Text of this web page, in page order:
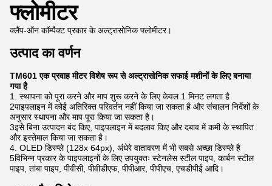
फ्लोमीटर
क्लैंप-ऑन कॉम्पैक्ट प्रकार के अल्ट्रासोनिक फ्लोमीटर।
उत्पाद का वर्णन
TM601 एक प्रवाह मीटर विशेष रूप से अल्ट्रासोनिक सफाई मशीनों के लिए बनाया
गया है
1. स्थापना को पूरा करने और माप शुरू करने के लिए केवल 1 मिनट लगता है
2पाइपलाइन में कोई अतिरिक्त परिवर्तन नहीं किया जा सकता है और संचालन निर्देशों के
अनुसार स्थापना और माप पूरा किया जा सकता है।
3इसे बिना उत्पादन बंद किए, पाइपलाइन में बदलाव किए और दबाव में कमी के स्थापित
और इस्तेमाल किया जा सकता है।
4. OLED डिस्प्ले (128x 64px), अंधेरे वातावरण में भी सबसे अच्छा डिस्प्ले है
5विभिन्न प्रकार के पाइपलाइनों के लिए उपयुक्तः स्टेनलेस स्टील पाइप, कार्बन स्टील
पाइप, तांबा पाइप, पीवीसी, पीवीडीएफ, पीपीआर, पीपीएच, एचडीपीई आदि।